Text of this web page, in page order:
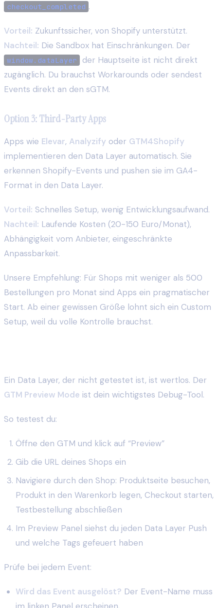
checkout_completed .
Vorteil: Zukunftssicher, von Shopify unterstützt.
Nachteil: Die Sandbox hat Einschränkungen. Der
window.dataLayer
der Hauptseite ist nicht direkt
zugänglich. Du brauchst Workarounds oder sendest
Events direkt an den sGTM.
Option 3: Third-Party Apps
Apps wie Elevar, Analyzify oder GTM4Shopify
implementieren den Data Layer automatisch. Sie
erkennen Shopify-Events und pushen sie im GA4-
Format in den Data Layer.
Vorteil: Schnelles Setup, wenig Entwicklungsaufwand.
Nachteil: Laufende Kosten (20-150 Euro/Monat),
Abhängigkeit vom Anbieter, eingeschränkte
Anpassbarkeit.
Unsere Empfehlung: Für Shops mit weniger als 500
Bestellungen pro Monat sind Apps ein pragmatischer
Start. Ab einer gewissen Größe lohnt sich ein Custom
Setup, weil du volle Kontrolle brauchst.
Ein Data Layer, der nicht getestet ist, ist wertlos. Der
GTM Preview Mode ist dein wichtigstes Debug-Tool.
So testest du:
Öffne den GTM und klick auf “Preview”
Gib die URL deines Shops ein
Navigiere durch den Shop: Produktseite besuchen,
Produkt in den Warenkorb legen, Checkout starten,
Testbestellung abschließen
Im Preview Panel siehst du jeden Data Layer Push
und welche Tags gefeuert haben
Prüfe bei jedem Event:
Wird das Event ausgelöst? Der Event-Name muss